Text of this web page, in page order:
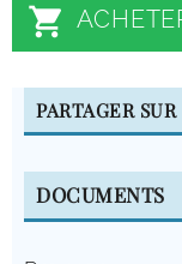

PARTAGER SUR
DOCUMENTS